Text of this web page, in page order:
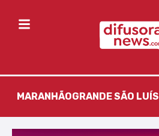
MARANHÃOGRANDE SÃO LUÍS